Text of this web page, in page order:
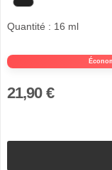
Quantité : 16 ml
21,90 €